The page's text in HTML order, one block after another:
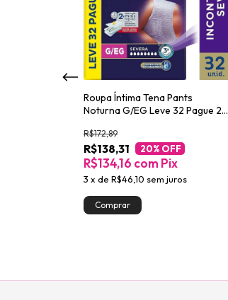
Roupa Íntima Tena Pants
Noturna G/EG Leve 32 Pague 28
R$138,31
R$172,89
20% OFF
3 x de R$46,10 sem juros
R$134,16 com Pix